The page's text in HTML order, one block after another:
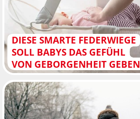
DIESE SMARTE FEDERWIEGE
SOLL BABYS DAS GEFÜHL
VON GEBORGENHEIT GEBEN